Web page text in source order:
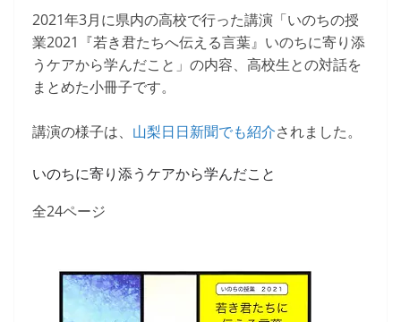
2021年3月に県内の高校で行った講演「いのちの授
業2021『若き君たちへ伝える言葉』いのちに寄り添
うケアから学んだこと」の内容、高校生との対話を
まとめた小冊子です。
講演の様子は、 山梨日日新聞でも紹介されました。
いのちに寄り添うケアから学んだこと
全24ページ